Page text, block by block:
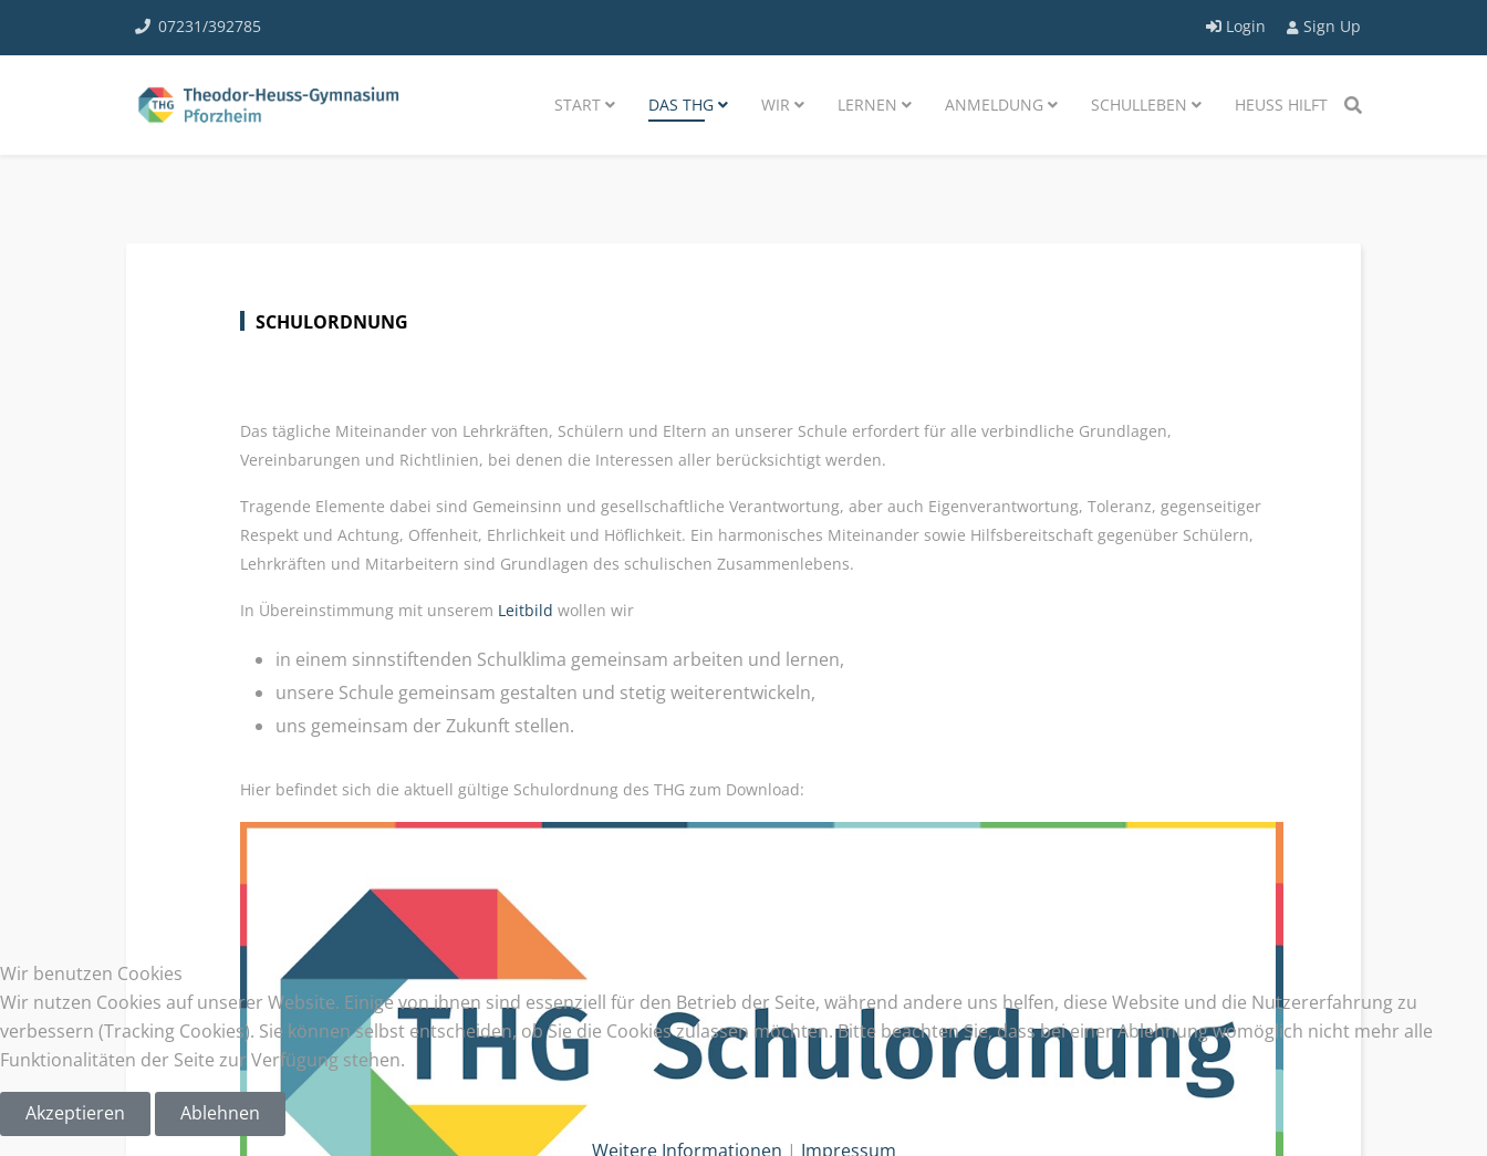
07231/392785 Login Sign Up
START DAS THG WIR LERNEN ANMELDUNG SCHULLEBEN HEUSS HILFT
SCHULORDNUNG
Das tägliche Miteinander von Lehrkräften, Schülern und Eltern an unserer Schule erfordert für alle verbindliche Grundlagen,
Vereinbarungen und Richtlinien, bei denen die Interessen aller berücksichtigt werden.
Tragende Elemente dabei sind Gemeinsinn und gesellschaftliche Verantwortung, aber auch Eigenverantwortung, Toleranz, gegenseitiger
Respekt und Achtung, Offenheit, Ehrlichkeit und Höflichkeit. Ein harmonisches Miteinander sowie Hilfsbereitschaft gegenüber Schülern,
Lehrkräften und Mitarbeitern sind Grundlagen des schulischen Zusammenlebens.
In Übereinstimmung mit unserem Leitbild wollen wir
in einem sinnstiftenden Schulklima gemeinsam arbeiten und lernen,
unsere Schule gemeinsam gestalten und stetig weiterentwickeln,
uns gemeinsam der Zukunft stellen.
Hier befindet sich die aktuell gültige Schulordnung des THG zum Download:
Wir benutzen Cookies
Wir nutzen Cookies auf unserer Website. Einige von ihnen sind essenziell für den Betrieb der Seite, während andere uns helfen, diese Website und die Nutzererfahrung zu
verbessern (Tracking Cookies). Sie können selbst entscheiden, ob Sie die Cookies zulassen möchten. Bitte beachten Sie, dass bei einer Ablehnung womöglich nicht mehr alle
Funktionalitäten der Seite zur Verfügung stehen.
Akzeptieren
Ablehnen
Weitere Informationen | Impressum